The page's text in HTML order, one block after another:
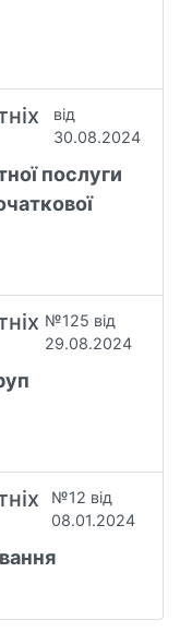
від
30.08.2024
послуги
№125 від
29.08.2024
№12 від
08.01.2024